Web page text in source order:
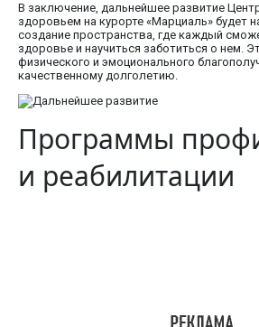
В заключение, дальнейшее развитие
здоровьем на курорте «Марциаль» будет
создание пространства, где каждый
здоровье и научиться заботиться о нем.
физического и эмоционального
качественному долголетию.
Программы
и реабилитации